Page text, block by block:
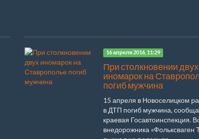
16 апреля 2016, 11:29
При столкновении двух
иномарок на
погиб мужчина
15 апреля в Новоселицком
в ДТП погиб мужчина,
краевая Госавтоинспекция.
внедорожника «Фольксваген